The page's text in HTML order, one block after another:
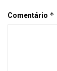
Comentário *